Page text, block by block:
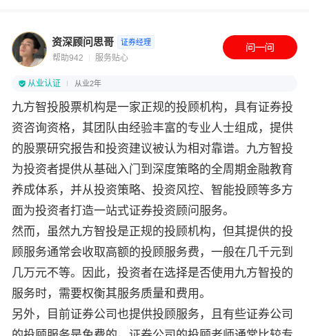
资深顾问思哥 证券经理
帮助942 服务贴心
从业认证 从业2年
九方智投股票机构是一家正规的投顾机构，具有证券投
资咨询资格，其团队由经验丰富的专业人士组成，提供
的股票研究报告和投资建议被认为相对靠谱。九方智投
为投资者提供从基础入门到深度策略的全周期金融教育
养成体系，并从投资策略、投资风控、智能投顾等多方
面为投资者打造一站式证券投资顾问服务。
然而，虽然九方智投是正规的投顾机构，但其提供的投
顾服务通常会收取高额的投顾服务费，一般在几千元到
几万元不等。因此，投资者在选择是否使用九方智投的
服务时，需要权衡其服务质量和费用。
另外，目前证券公司也提供投顾服务，且有些证券公司